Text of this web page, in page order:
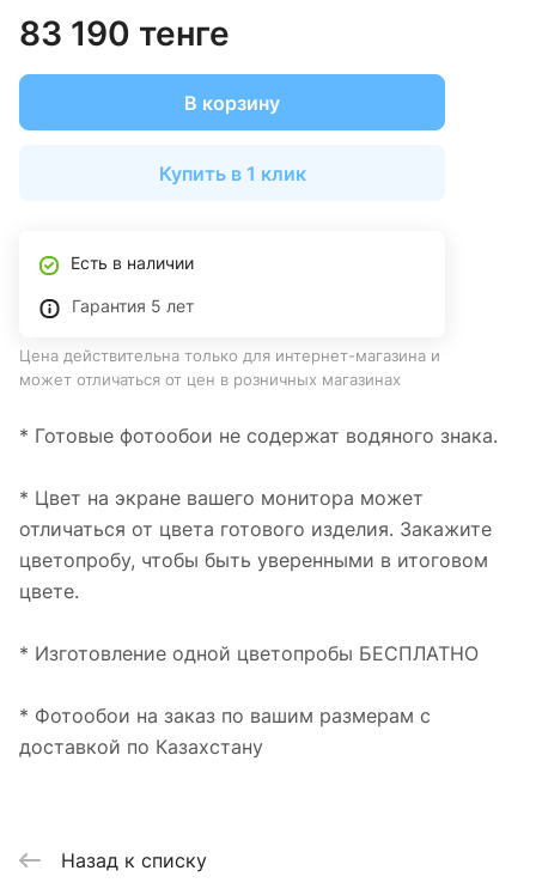
83 190 тенге
В корзину
Купить в 1 клик
Есть в наличии
Гарантия 5 лет
Цена действительна только для интернет-магазина и
может отличаться от цен в розничных магазинах
* Готовые фотообои не содержат водяного знака.
* Цвет на экране вашего монитора может
отличаться от цвета готового изделия. Закажите
цветопробу, чтобы быть уверенными в итоговом
цвете.
* Изготовление одной цветопробы БЕСПЛАТНО
* Фотообои на заказ по вашим размерам с
доставкой по Казахстану
Назад к списку